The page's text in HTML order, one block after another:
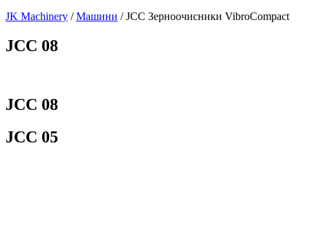
JK Machinery /Машини /JCC Зерноочисники VibroCompact
JCC 08
JCC 08
JCC 05